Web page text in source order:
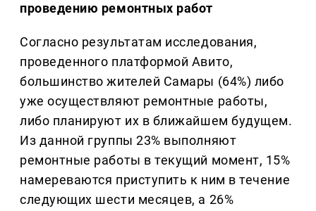
проведению ремонтных работ
Согласно результатам исследования,
проведенного платформой Авито,
большинство жителей Самары (64%) либо
уже осуществляют ремонтные работы,
либо планируют их в ближайшем будущем.
Из данной группы 23% выполняют
ремонтные работы в текущий момент, 15%
намереваются приступить к ним в течение
следующих шести месяцев, а 26%